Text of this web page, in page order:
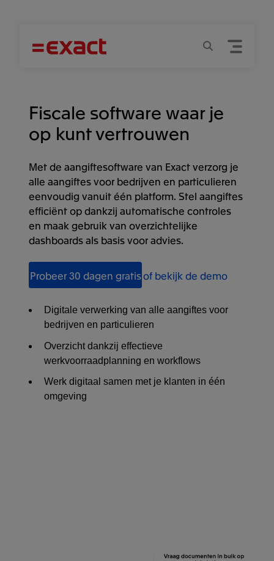
Menu
Zoeken
Fiscale software waar je
op kunt vertrouwen
Met de aangiftesoftware van Exact verzorg je
alle aangiftes voor bedrijven en particulieren
eenvoudig vanuit één platform. Stel aangiftes
efficiënt op dankzij automatische controles
en maak gebruik van overzichtelijke
dashboards als basis voor advies.
Probeer 30 dagen gratisof bekijk de demo
Digitale verwerking van alle aangiftes voor
bedrijven en particulieren
Overzicht dankzij effectieve
werkvoorraadplanning en workflows
Werk digitaal samen met je klanten in één
omgeving